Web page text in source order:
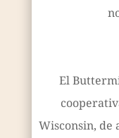
El
Wisconsin, de